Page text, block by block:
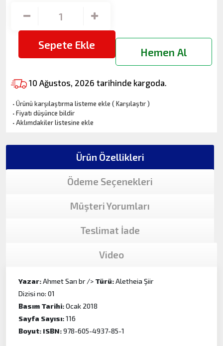
Sepete Ekle
Hemen Al
10 Ağustos, 2026 tarihinde kargoda.
·Ürünü karşılaştırma listeme ekle (Karşılaştır)
·Fiyatı düşünce bildir
·Aklımdakiler listesine ekle
Ürün Özellikleri
Ödeme Seçenekleri
Müşteri Yorumları
Teslimat İade
Video
Yazar:Ahmet Sarı br /> Türü:Aletheia Şiir
Dizisi no: 01
Basım Tarihi:Ocak 2018
Sayfa Sayısı:116
Boyut: ISBN:978-605-4937-85-1